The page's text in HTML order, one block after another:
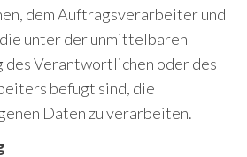
dem Auftragsverarbeiter und
unter der unmittelbaren
Verantwortlichen oder des
befugt sind, die
Daten zu verarbeiten.